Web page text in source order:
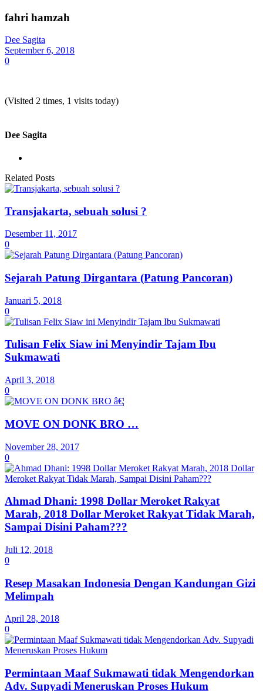
fahri hamzah
Dee Sagita
September 6, 2018
0
(Visited 2 times, 1 visits today)
Dee Sagita
Related Posts
Transjakarta, sebuah solusi ?
Desember 11, 2017
0
Sejarah Patung Dirgantara (Patung Pancoran)
Januari 5, 2018
0
Tulisan Felix Siaw ini Menyindir Tajam Ibu
Sukmawati
April 3, 2018
0
MOVE ON DONK BRO …
November 28, 2017
0
Ahmad Dhani: 1998 Dollar Meroket Rakyat
Marah, 2018 Dollar Meroket Rakyat Tidak Marah,
Sampai Disini Paham???
Juli 12, 2018
0
Resep Masakan Indonesia Dengan Kandungan Gizi
Melimpah
April 28, 2018
0
Permintaan Maaf Sukmawati tidak Mengendorkan
Adv. Supyadi Meneruskan Proses Hukum